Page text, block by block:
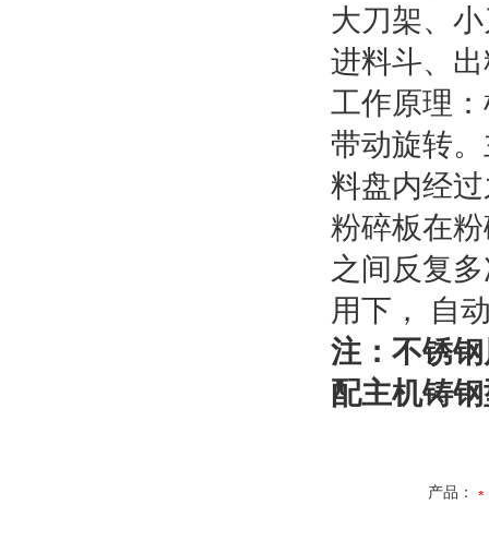
大刀架、
进料斗、
工作原理
带动旋转
料盘内经
粉碎板在
之间反复
用下， 自
注：不锈
配主机铸
产品：